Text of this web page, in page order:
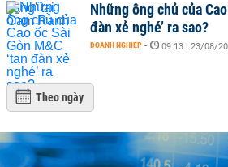
Những ông chủ của
đàn xẻ nghé’ ra sao?
DOANH NGHIỆP - 09:13 | 23/08/
Theo ngày